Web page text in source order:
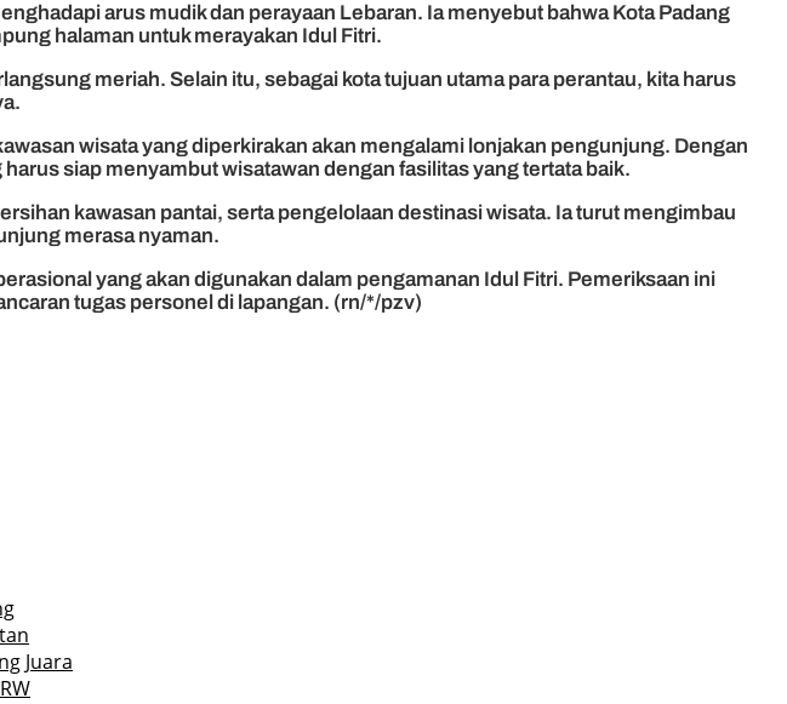
arus mudik dan perayaan Lebaran. Ia menyebut bahwa Kota Padang
halaman untuk merayakan Idul Fitri.
meriah. Selain itu, sebagai kota tujuan utama para perantau, kita harus
wisata yang diperkirakan akan mengalami lonjakan pengunjung. Dengan
siap menyambut wisatawan dengan fasilitas yang tertata baik.
kawasan pantai, serta pengelolaan destinasi wisata. Ia turut mengimbau
merasa nyaman.
yang akan digunakan dalam pengamanan Idul Fitri. Pemeriksaan ini
tugas personel di lapangan. (rn/*/pzv)
Juara